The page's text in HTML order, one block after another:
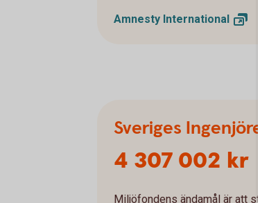
Amnesty International
Sveriges
4 307 002 kr
Miljöfondens ändamål är att